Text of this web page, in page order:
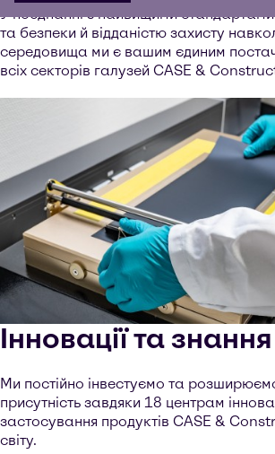
У поєднанні з найвищими
та безпеки й відданістю захисту
середовища ми є вашим єдиним
всіх секторів галузей CASE &
Інновації та знання
Ми постійно інвестуємо та
присутність завдяки 18 центрам
застосування продуктів CASE &
світу.